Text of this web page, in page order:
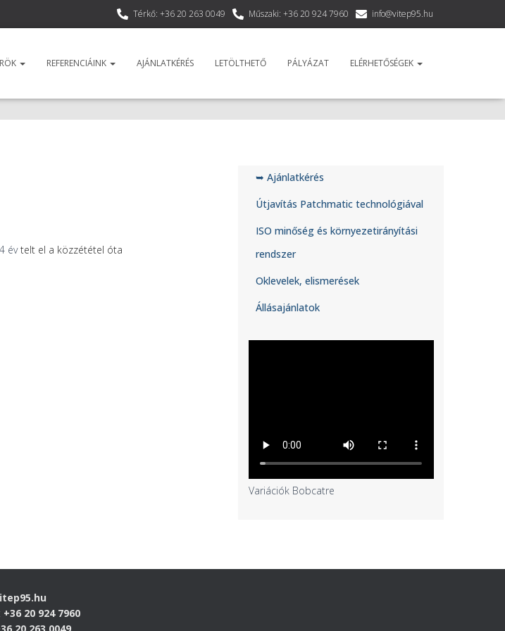
Térkő: +36 20 263 0049 Műszaki: +36 20 924 7960 info@vitep95.hu
REFERENCIÁINK AJÁNLATKÉRÉS LETÖLTHETŐ PÁLYÁZAT ELÉRHETŐSÉGEK
évtelt el a közzététel óta
➥ Ajánlatkérés
Útjavítás Patchmatic technológiával
ISO minőség és környezetirányítási
rendszer
Oklevelek, elismerések
Állásajánlatok
Variációk Bobcatre
+36 20 924 7960